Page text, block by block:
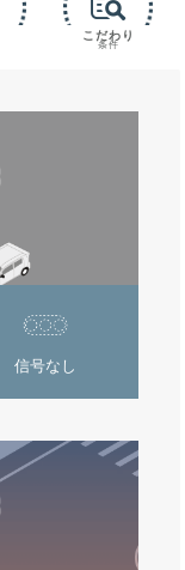
こだわり
条件
信号なし